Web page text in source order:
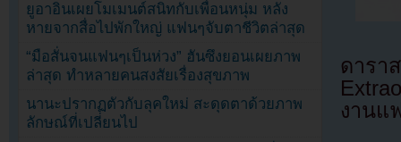
ดาร
งานแ
ยูอาอินเผยโมเมนต์สนิทกับเพื่อนหนุ่ม หลัง
หายจากสื่อไปพักใหญ่ แฟนๆจับตาชีวิตล่าสุด
“มือสั่นจนแฟนๆเป็นห่วง” ฮันซึงยอนเผยภาพ
ล่าสุด ทำหลายคนสงสัยเรื่องสุขภาพ
นานะปรากฏตัวกับลุคใหม่ สะดุดตาด้วยภาพ
ลักษณ์ที่เปลี่ยนไป